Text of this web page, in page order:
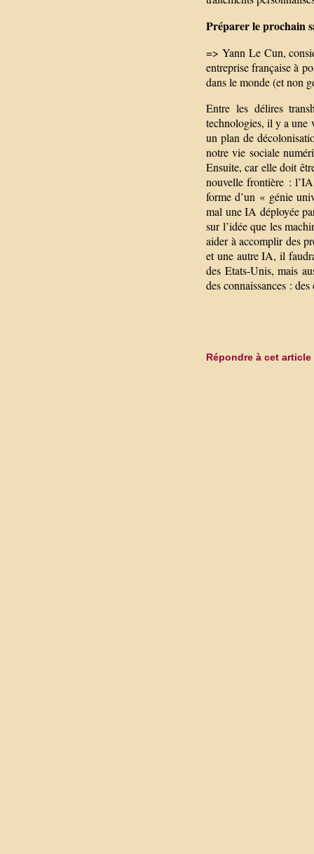
Préparer le prochain
=> Yann Le Cun,
entreprise française à
dans le monde (et non
Entre les délires
technologies, il y a une
un plan de
notre vie sociale
Ensuite, car elle doit
nouvelle frontière :
forme d’un « génie
mal une IA déployée
sur l’idée que les
aider à accomplir des
et une autre IA, il
des Etats-Unis, mais
des connaissances :
Répondre à cet article